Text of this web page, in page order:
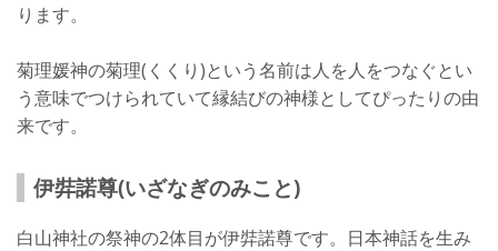
ります。
菊理媛神の菊理(くくり)という名前は人を人をつなぐとい
う意味でつけられていて縁結びの神様としてぴったりの由
来です。
伊弉諾尊(いざなぎのみこと)
白山神社の祭神の2体目が伊弉諾尊です。日本神話を生み